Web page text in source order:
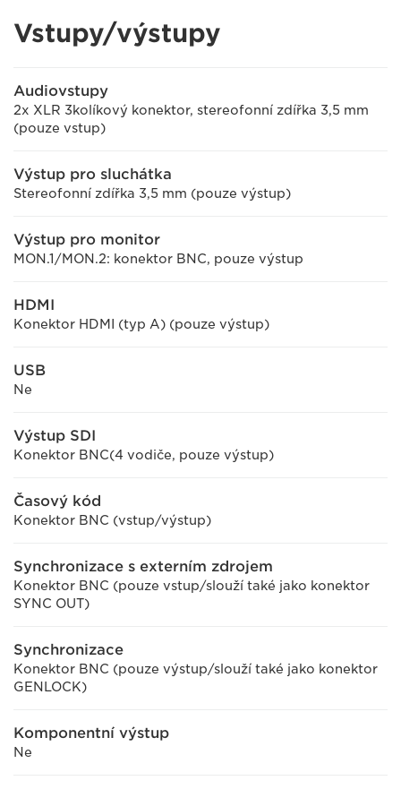
Vstupy/výstupy
Audiovstupy
2x XLR 3kolíkový konektor, stereofonní zdířka 3,5 mm
(pouze vstup)
Výstup pro sluchátka
Stereofonní zdířka 3,5 mm (pouze výstup)
Výstup pro monitor
MON.1/MON.2: konektor BNC, pouze výstup
HDMI
Konektor HDMI (typ A) (pouze výstup)
USB
Ne
Výstup SDI
Konektor BNC(4 vodiče, pouze výstup)
Časový kód
Konektor BNC (vstup/výstup)
Synchronizace s externím zdrojem
Konektor BNC (pouze vstup/slouží také jako konektor
SYNC OUT)
Synchronizace
Konektor BNC (pouze výstup/slouží také jako konektor
GENLOCK)
Komponentní výstup
Ne